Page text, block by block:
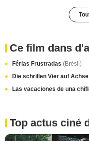
Ce film dans
Férias Frustradas (Brésil)
Die schrillen Vier auf Achse
Las vacaciones de una
Top actus ciné